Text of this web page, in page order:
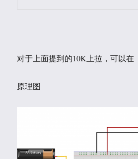
对于上面提到的10K上拉，可以在
原理图